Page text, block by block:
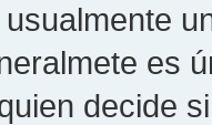
es
decide